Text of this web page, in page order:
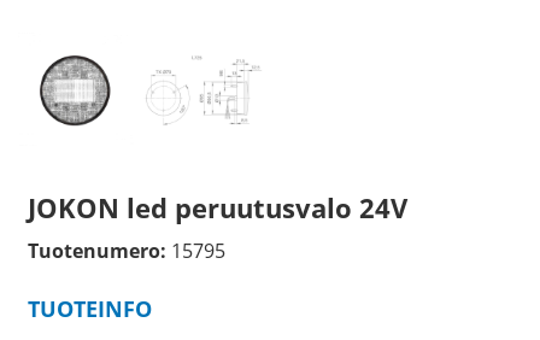
JOKON led peruutusvalo 24V
Tuotenumero: 15795
TUOTEINFO